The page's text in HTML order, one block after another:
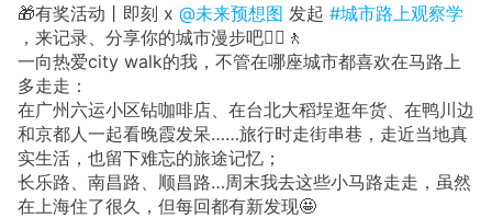
🎁有奖活动丨即刻 x @未来预想图 发起 #城市路上观察学
，来记录、分享你的城市漫步吧🚶‍♀️🚶
一向热爱city walk的我，不管在哪座城市都喜欢在马路上
多走走：
在广州六运小区钻咖啡店、在台北大稻埕逛年货、在鸭川边
和京都人一起看晚霞发呆……旅行时走街串巷，走近当地真
实生活，也留下难忘的旅途记忆；
长乐路、南昌路、顺昌路…周末我去这些小马路走走，虽然
在上海住了很久，但每回都有新发现🤩